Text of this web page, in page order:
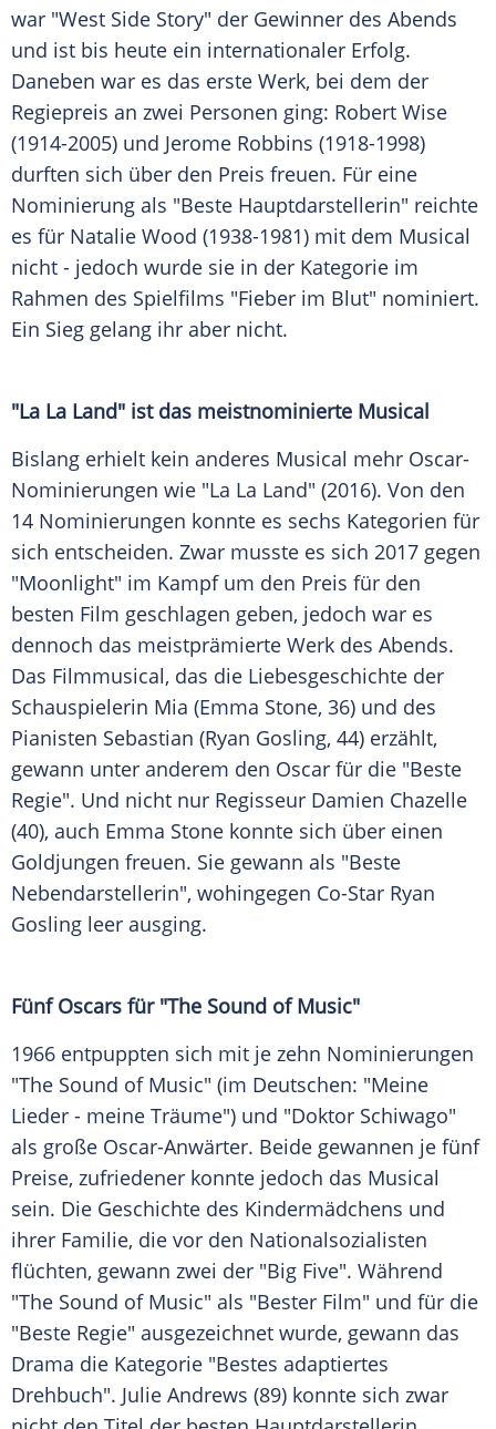
war "West Side Story" der Gewinner des Abends
und ist bis heute ein internationaler Erfolg.
Daneben war es das erste Werk, bei dem der
Regiepreis an zwei Personen ging: Robert Wise
(1914-2005) und Jerome Robbins (1918-1998)
durften sich über den Preis freuen. Für eine
Nominierung als "Beste Hauptdarstellerin" reichte
es für Natalie Wood (1938-1981) mit dem Musical
nicht - jedoch wurde sie in der Kategorie im
Rahmen des Spielfilms "Fieber im Blut" nominiert.
Ein Sieg gelang ihr aber nicht.
"La La Land" ist das meistnominierte Musical
Bislang erhielt kein anderes Musical mehr Oscar-
Nominierungen wie "La La Land" (2016). Von den
14 Nominierungen konnte es sechs Kategorien für
sich entscheiden. Zwar musste es sich 2017 gegen
"Moonlight" im Kampf um den Preis für den
besten Film geschlagen geben, jedoch war es
dennoch das meistprämierte Werk des Abends.
Das Filmmusical, das die Liebesgeschichte der
Schauspielerin Mia (Emma Stone, 36) und des
Pianisten Sebastian (Ryan Gosling, 44) erzählt,
gewann unter anderem den Oscar für die "Beste
Regie". Und nicht nur Regisseur Damien Chazelle
(40), auch Emma Stone konnte sich über einen
Goldjungen freuen. Sie gewann als "Beste
Nebendarstellerin", wohingegen Co-Star Ryan
Gosling leer ausging.
FünfOscars für "The Sound of Music"
1966 entpuppten sich mit je zehn Nominierungen
"The Sound of Music" (im Deutschen: "Meine
Lieder - meine Träume") und "Doktor Schiwago"
als große Oscar-Anwärter. Beide gewannen je fünf
Preise, zufriedener konnte jedoch das Musical
sein. Die Geschichte des Kindermädchens und
ihrer Familie, die vor den Nationalsozialisten
flüchten, gewann zwei der "Big Five". Während
"The Sound of Music" als "Bester Film" und für die
"Beste Regie" ausgezeichnet wurde, gewann das
Drama die Kategorie "Bestes adaptiertes
Drehbuch". Julie Andrews (89) konnte sich zwar